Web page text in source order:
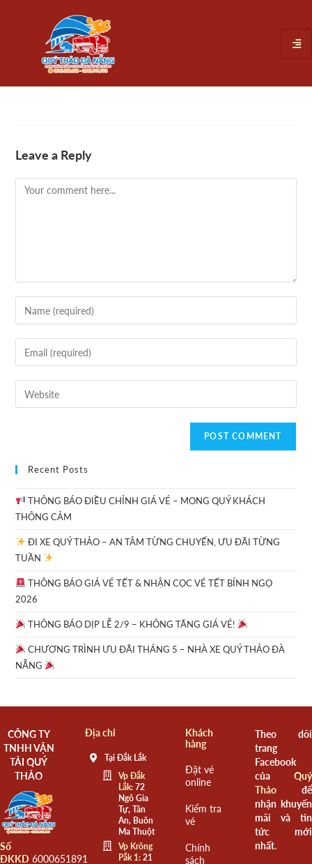
Leave a Reply
Recent Posts
THÔNG BÁO ĐIỀU CHỈNH GIÁ VÉ – MONG QUÝ KHÁCH
THÔNG CẢM
ĐI XE QUÝ THẢO – AN TÂM TỪNG CHUYẾN, ƯU ĐÃI TỪNG
TUẦN
THÔNG BÁO GIÁ VÉ TẾT & NHẬN CỌC VÉ TẾT BÍNH NGỌ
2026
THÔNG BÁO DỊP LỄ 2/9 – KHÔNG TĂNG GIÁ VÉ!
CHƯƠNG TRÌNH ƯU ĐÃI THÁNG 5 – NHÀ XE QUÝ THẢO ĐÀ
NẴNG
CÔNG TY
TNHH VẬN
TẢI QUÝ
THẢO
Số
ĐKKD 6000651891
Địa chỉ
Tại Đắk Lắk
Vp Đắk
Lắk:72
Ngô Gia
Tự, Tân
An, Buôn
Ma Thuột
Vp Krông
Pắk 1:21
Khách
hàng
Đặt vé
online
Kiểm tra
vé
Chính
sách
Theo dõi
trang
Facebook
của Quý
Thảođể
nhận khuyến
mãi và tin
tức mới
nhất.